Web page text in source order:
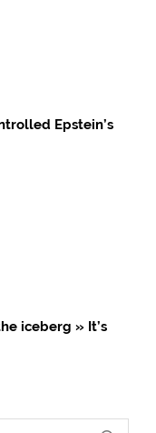
Epstein’s
iceberg » It’s